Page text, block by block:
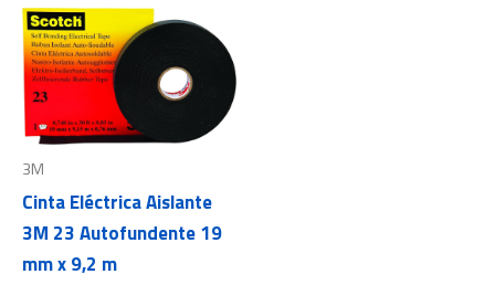
3M
Cinta Eléctrica Aislante
3M 23 Autofundente 19
mm x 9,2 m